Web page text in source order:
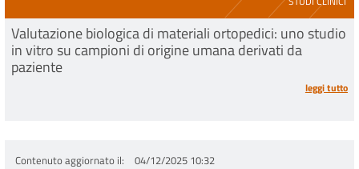
Valutazione biologica di materiali ortopedici: uno studio
in vitro su campioni di origine umana derivati da
paziente
leggi tutto
Contenuto aggiornato il 04/12/2025 10:32